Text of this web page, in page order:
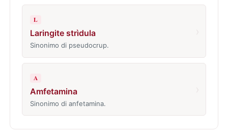
L
Laringite strìdula
Sinonimo di pseudocrup.
A
Amfetamina
Sinonimo di anfetamina.